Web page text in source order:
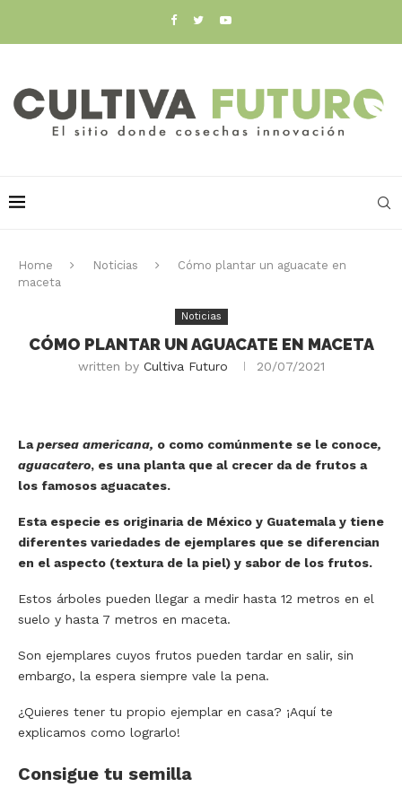
Home Noticias
Cómo plantar un aguacate en
maceta
Noticias
CÓMO PLANTAR UN AGUACATE EN MACETA
written by Cultiva Futuro 20/07/2021
Lapersea americana, o como comúnmente se le conoce,
aguacatero, es una planta que al crecer da de frutos a
los famosos aguacates.
Esta especie es originaria de México y Guatemala y tiene
diferentes variedades de ejemplares que se diferencian
en el aspecto (textura de la piel) y sabor de los frutos.
Estos árboles pueden llegar a medir hasta 12 metros en el
suelo y hasta 7 metros en maceta.
Son ejemplares cuyos frutos pueden tardar en salir, sin
embargo, la espera siempre vale la pena.
¿Quieres tener tu propio ejemplar en casa? ¡Aquí te
explicamos como lograrlo!
Consigue tu semilla